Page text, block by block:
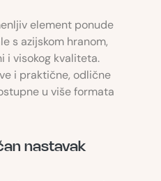
element ponude
s azijskom hranom,
i visokog kvaliteta.
i praktične, odlične
u više formata
nastavak